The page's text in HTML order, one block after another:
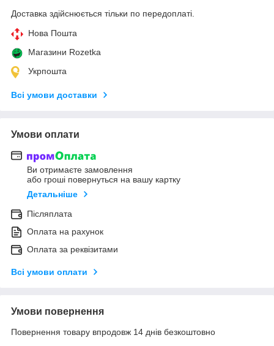
Доставка здійснюється тільки по передоплаті.
Нова Пошта
Магазини Rozetka
Укрпошта
Всі умови доставки
Умови оплати
Ви отримаєте замовлення
або гроші повернуться на вашу картку
Детальніше
Післяплата
Оплата на рахунок
Оплата за реквізитами
Всі умови оплати
Умови повернення
Повернення товару впродовж 14 днів безкоштовно